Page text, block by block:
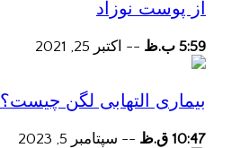
از پوست نوزاد
5:59 ب.ظ -- اکتبر 25, 2021
بیماری التهابی لگن چیست؟
10:47 ق.ظ -- سپتامبر 5, 2023